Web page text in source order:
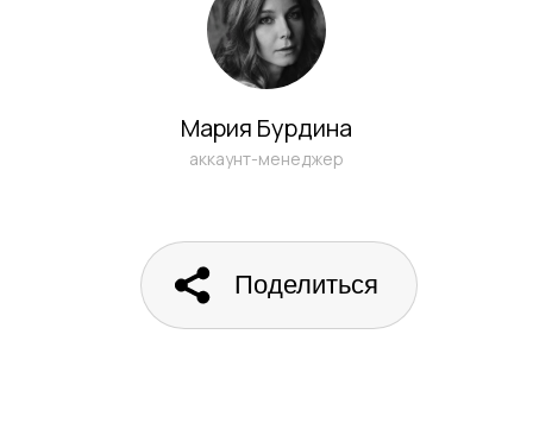
Мария Бурдина
аккаунт-менеджер
Поделиться